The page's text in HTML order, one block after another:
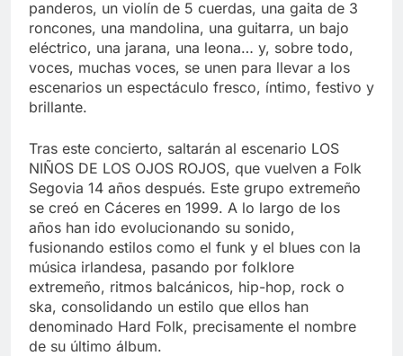
panderos, un violín de 5 cuerdas, una gaita de 3
roncones, una mandolina, una guitarra, un bajo
eléctrico, una jarana, una leona… y, sobre todo,
voces, muchas voces, se unen para llevar a los
escenarios un espectáculo fresco, íntimo, festivo y
brillante.
Tras este concierto, saltarán al escenario LOS
NIÑOS DE LOS OJOS ROJOS, que vuelven a Folk
Segovia 14 años después. Este grupo extremeño
se creó en Cáceres en 1999. A lo largo de los
años han ido evolucionando su sonido,
fusionando estilos como el funk y el blues con la
música irlandesa, pasando por folklore
extremeño, ritmos balcánicos, hip-hop, rock o
ska, consolidando un estilo que ellos han
denominado Hard Folk, precisamente el nombre
de su último álbum.